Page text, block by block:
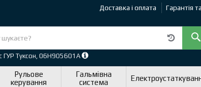
Доставка і оплата Гарантія
ГУР Туксон, 06H905601A
Рульове
керування
Гальмівна
система